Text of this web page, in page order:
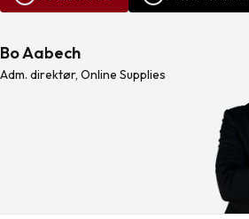
Bo Aabech
Adm. direktør, Online Supplies